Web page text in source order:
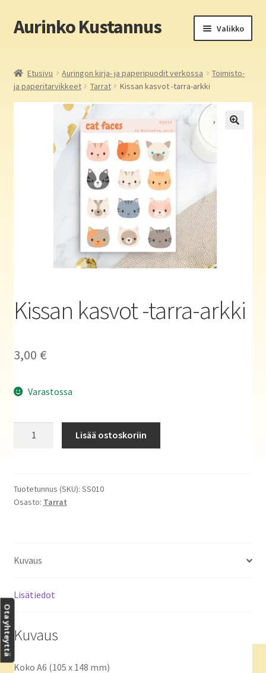
Siirry
navigointiin
Siirry
sisältöön
Aurinko Kustannus Valikko
Yritys
In English
Yhteystiedot
Aurinko Kustannus: kirjat
Auringon kirja- ja paperipuodit verkossa
Etusivu Auringon kirja- ja paperipuodit verkossa
Toimisto-
ja paperitarvikkeet
Tarrat Kissan kasvot -tarra-arkki
Kissan kasvot -tarra-arkki
3,00 €
Varastossa
arkki
määrä
Lisää ostoskoriin
Tuotetunnus (SKU): SS010
Osasto: Tarrat
Kuvaus
Lisätiedot
Kuvaus
Koko A6 (105 x 148 mm)
Ota yhteyttä